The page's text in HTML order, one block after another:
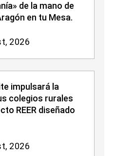
de la mano de
en tu Mesa.
2026
impulsará la
colegios rurales
REER diseñado
2026